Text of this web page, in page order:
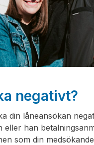
negativt?
din låneansökan
han
som din